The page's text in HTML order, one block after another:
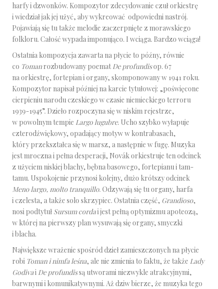
harfy i dzwonków. Kompozytor zdecydowanie czuł orkiestrę
i wiedział jak jej użyć, aby wykreować odpowiedni nastrój.
Pojawiają się tu także melodie zaczerpnięte z morawskiego
folkloru. Całość wypada imponująco. I wciąga. Bardzo wciąga!
Ostatnia kompozycja zawarta na płycie to późny, równie
co Tomanrozbudowany poematDe profundisop. 67
na orkiestrę, fortepian i organy, skomponowany w 1941 roku.
Kompozytor napisał później na karcie tytułowej: „poświęcone
cierpieniu narodu czeskiego w czasie niemieckiego terroru
1939-1945”. Dzieło rozpoczyna się w niskim rejestrze,
w powolnym tempie Largo lugubre. Ucho szybko wyłapuje
czterodźwiękowy, opadający motyw w kontrabasach,
który przekształca się w marsz, a następnie w fugę. Muzyka
jest mroczna i pełna desperacji, Novák orkiestruje ten odcinek
z użyciem niskiej blachy, bębna basowego, fortepianu i tam-
tamu. Uspokojenie przynosi kolejny, dużo krótszy odcinek
Meno largo, molto tranquillo. Odzywają się tu organy, harfa
i czelesta, a także solo skrzypiec. Ostatnia część, Grandioso,
nosi podtytuł Sursum cordai jest pełną optymizmu apoteozą,
w której na pierwszy plan wysuwają się organy, smyczki
i blacha.
Największe wrażenie spośród dzieł zamieszczonych na płycie
robi Toman i nimfa leśna, ale nie zmienia to faktu, że także Lady
Godivai De profundissą utworami niezwykle atrakcyjnymi,
barwnymi i komunikatywnymi. Aż dziw bierze, że muzyka tego